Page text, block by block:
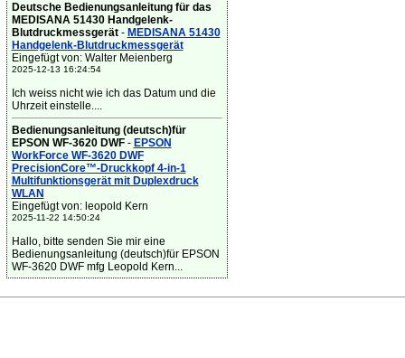
Deutsche Bedienungsanleitung für das
MEDISANA 51430 Handgelenk-
Blutdruckmessgerät- MEDISANA 51430
Handgelenk-Blutdruckmessgerät
Eingefügt von: Walter Meienberg
2025-12-13 16:24:54
Ich weiss nicht wie ich das Datum und die
Uhrzeit einstelle....
Bedienungsanleitung (deutsch)für
EPSON WF-3620 DWF- EPSON
WorkForce WF-3620 DWF
PrecisionCore™-Druckkopf 4-in-1
Multifunktionsgerät mit Duplexdruck
WLAN
Eingefügt von: leopold Kern
2025-11-22 14:50:24
Hallo, bitte senden Sie mir eine
Bedienungsanleitung (deutsch)für EPSON
WF-3620 DWF mfg Leopold Kern...